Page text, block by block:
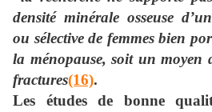
densité minérale osseuse
ou sélective de femmes bien
la ménopause, soit un moyen
fractures(16).
Les études de bonne